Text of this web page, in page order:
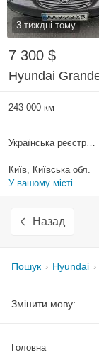
3 тиждні тому
7 300 $
Hyundai
243 000 км
Українська реєстрація
Київ, Київська обл.
У вашому місті
Назад
Пошук Hyundai
Змінити мову:
Головна